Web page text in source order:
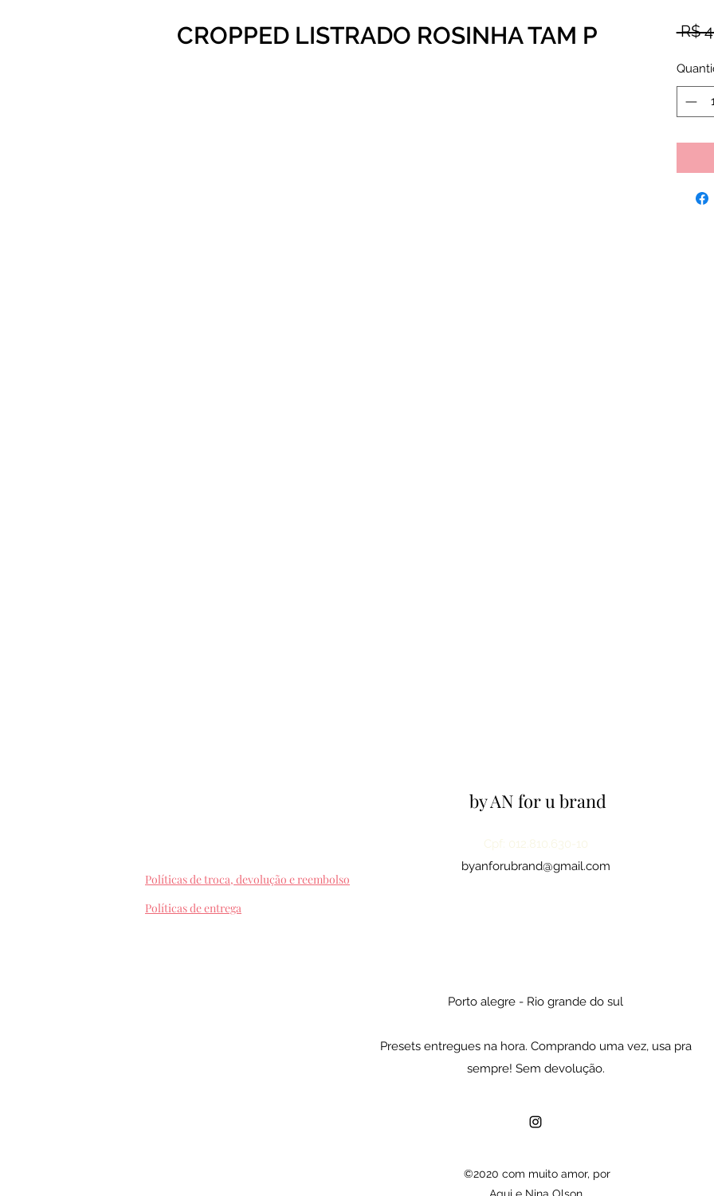
CROPPED LISTRADO ROSINHA TAM P R$
by AN for u brand
Políticas de troca, devolução e reembolso
Cpf: 012.810.630-10
byanforubrand@gmail.com
Políticas de entrega
Porto alegre - Rio grande do sul
Presets entregues na hora. Comprando uma vez, usa pra
sempre! Sem devolução.
©2020 com muito amor, por